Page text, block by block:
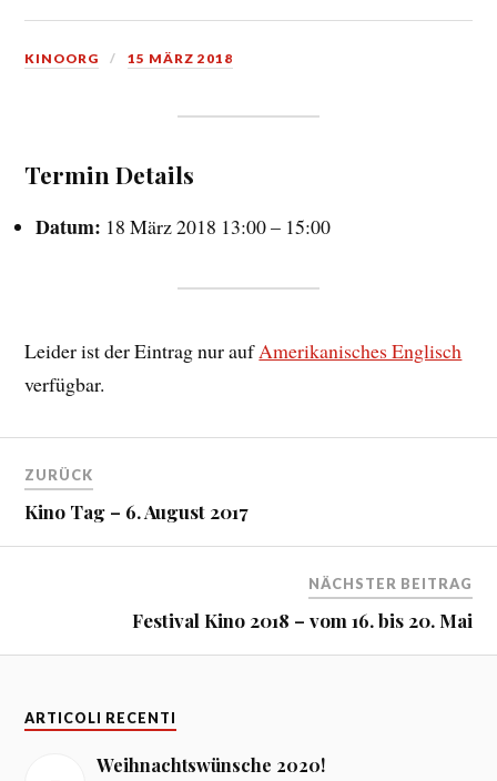
KINOORG 15 MÄRZ 2018
Termin Details
Datum: 18 März 2018 13:00– 15:00
Leider ist der Eintrag nur aufAmerikanisches Englisch
verfügbar.
ZURÜCK
Kino Tag – 6. August 2017
NÄCHSTER BEITRAG
Festival Kino 2018 – vom 16. bis 20. Mai
ARTICOLI RECENTI
Weihnachtswünsche 2020!